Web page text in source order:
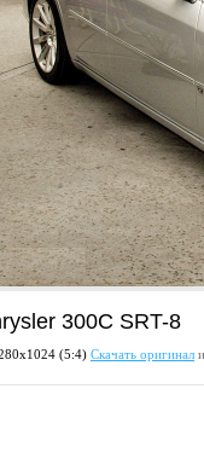
300C SRT-8
(5:4) Скачать оригинал